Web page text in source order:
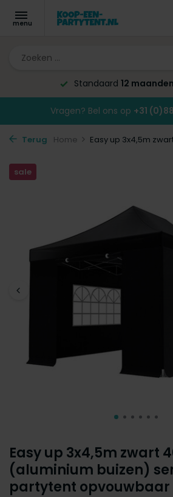
Vragen? Bel ons op +31
Terug Home Easy up 3x4,5m
Easy up 3x4,5m zwart
(aluminium buizen)
partytent opvouwbaar
sale